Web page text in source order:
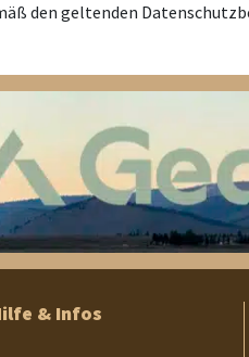
den geltenden
& Infos